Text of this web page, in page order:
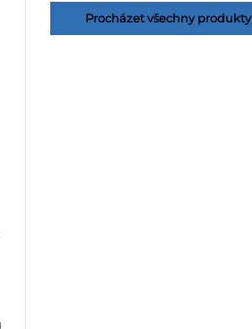
Procházet všechny produkty